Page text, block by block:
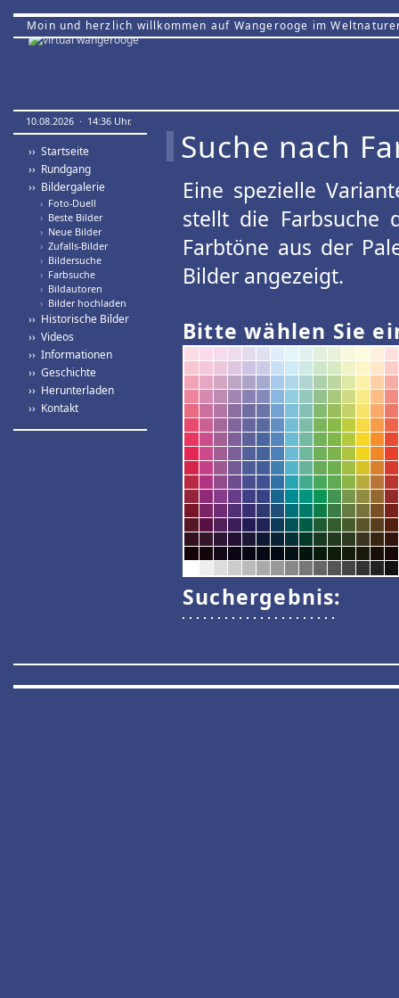
Moin und herzlich willkommen auf Wangerooge im
10.08.2026 · 14:36 Uhr.
›› Startseite
›› Rundgang
›› Bildergalerie
› Foto-Duell
› Beste Bilder
› Neue Bilder
› Zufalls-Bilder
› Bildersuche
› Farbsuche
› Bildautoren
› Bilder hochladen
›› Historische Bilder
›› Videos
›› Informationen
›› Geschichte
›› Herunterladen
›› Kontakt
Suche nach
Eine spezielle
stellt die Farbsuche
Farbtöne aus der
Bilder angezeigt.
Bitte wählen Sie
Suchergebnis: